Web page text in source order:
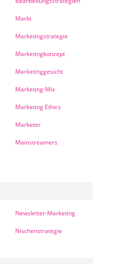
Markt
Marketingstrategie
Marketingkonzept
Marketinggesicht
Marketing-Mix
Marketing Ethics
Marketer
Mainstreamers
Newsletter-Marketing
Nischenstrategie